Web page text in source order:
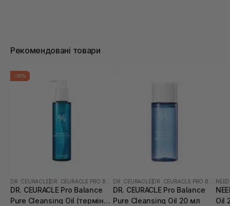
Рекомендовані товари
-35%
DR. CEURACLE| DR. CEURACLE PRO BALANCE
DR. CEURACLE Pro Balance
Pure Cleansing Oil (термін
DR. CEURACLE| DR. CEURACLE PRO BALANCE
DR. CEURACLE Pro Balance
Pure Cleansing Oil 20 мл
Oil